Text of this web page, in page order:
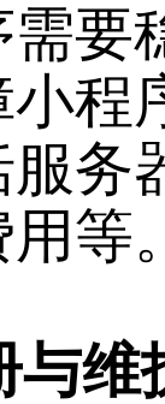
要
程
务
用等
与维